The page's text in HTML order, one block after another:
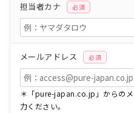
担当者カナ 必須
メールアドレス 必須
＊「pure-japan.co.jp」からの
力ください。